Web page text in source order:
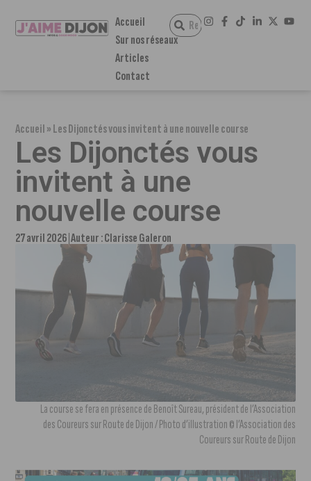
Accueil
Sur nos réseaux
Articles
Contact
Accueil»Les Dijonctés vous invitent à une nouvelle course
Les Dijonctés vous
invitent à une
nouvelle course
27 avril 2026 Auteur :Clarisse Galeron
La course se fera en présence de Benoît Sureau, président de l’Association
des Coureurs sur Route de Dijon / Photo d’illustration © l’Association des
Coureurs sur Route de Dijon